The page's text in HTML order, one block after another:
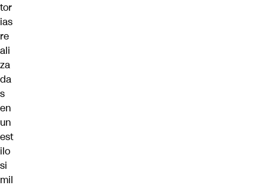
tor
ias
re
ali
za
da
s
en
un
est
ilo
si
mil